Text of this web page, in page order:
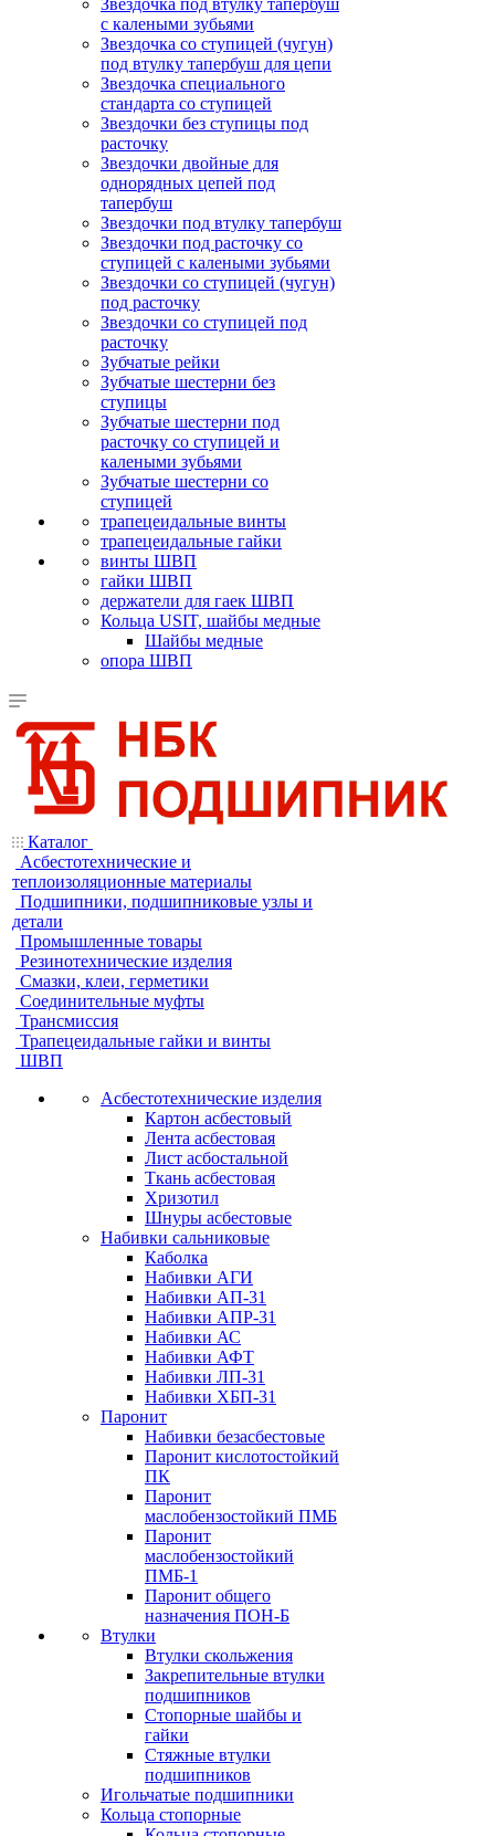
Звездочка под втулку тапербуш
c калеными зубьями
Звездочка со ступицей (чугун)
под втулку тапербуш для цепи
Звездочка специального
стандарта со ступицей
Звездочки без ступицы под
расточку
Звездочки двойные для
однорядных цепей под
тапербуш
Звездочки под втулку тапербуш
Звездочки под расточку со
ступицей с калеными зубьями
Звездочки со ступицей (чугун)
под расточку
Звездочки со ступицей под
расточку
Зубчатые рейки
Зубчатые шестерни без
ступицы
Зубчатые шестерни под
расточку со ступицей и
калеными зубьями
Зубчатые шестерни со
ступицей
трапецеидальные винты
трапецеидальные гайки
винты ШВП
гайки ШВП
держатели для гаек ШВП
Кольца USIT, шайбы медные
Шайбы медные
опора ШВП
Каталог
Асбестотехнические и
теплоизоляционные материалы
Подшипники, подшипниковые узлы и
детали
Промышленные товары
Резинотехнические изделия
Смазки, клеи, герметики
Соединительные муфты
Трансмиссия
Трапецеидальные гайки и винты
ШВП
Асбестотехнические изделия
Картон асбестовый
Лента асбестовая
Лист асбостальной
Ткань асбестовая
Хризотил
Шнуры асбестовые
Набивки сальниковые
Каболка
Набивки АГИ
Набивки АП-31
Набивки АПР-31
Набивки АС
Набивки АФТ
Набивки ЛП-31
Набивки ХБП-31
Паронит
Набивки безасбестовые
Паронит кислотостойкий
ПК
Паронит
маслобензостойкий ПМБ
Паронит
маслобензостойкий
ПМБ-1
Паронит общего
назначения ПОН-Б
Втулки
Втулки скольжения
Закрепительные втулки
подшипников
Стопорные шайбы и
гайки
Стяжные втулки
подшипников
Игольчатые подшипники
Кольца стопорные